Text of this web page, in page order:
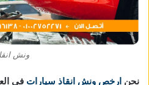
ونش
نحن ارخص ونش انقاذ سيارات في